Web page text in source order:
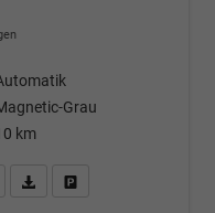
Grau
km
Kontakt & Angebot anfordern
PDF-Datei, Fahrzeugexposé